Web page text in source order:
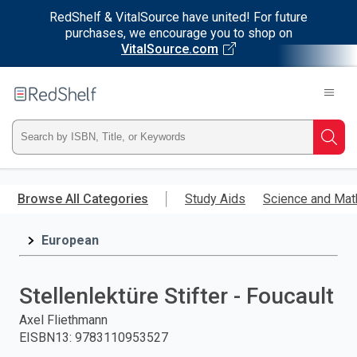
RedShelf & VitalSource have united! For future
purchases, we encourage you to shop on
VitalSource.com
main
RedShelf
Type
ISBN,
Title,
and
press
Browse All Categories Study Aids Science and
European
Stellenlektüre Stifter - Foucault
Axel Fliethmann
EISBN13: 9783110953527